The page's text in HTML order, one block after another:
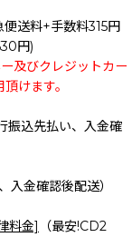
便送料+手数料315円
円)
及びクレジットカー
けます。
振込先払い、入金確
入金確認後配送）
料金]
（最安!CD2